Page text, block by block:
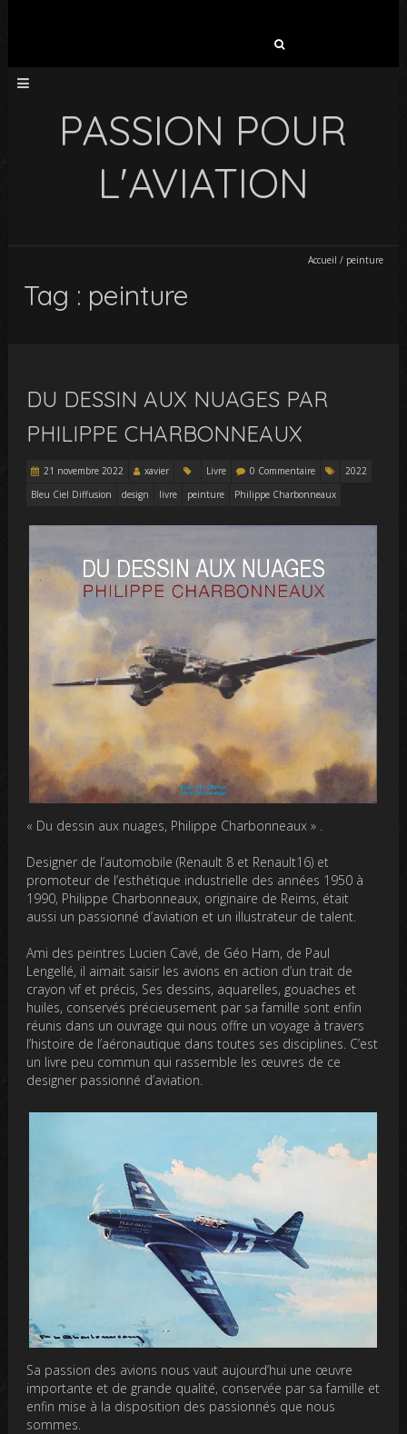
PASSION POUR
L'AVIATION
Accueil / peinture
Tag : peinture
DU DESSIN AUX NUAGES PAR
PHILIPPE CHARBONNEAUX
21 novembre 2022 xavier Livre 0 Commentaire
2022
Bleu Ciel Diffusion
design livre peinture Philippe Charbonneaux
« Du dessin aux nuages, Philippe Charbonneaux » .
Designer de l’automobile (Renault 8 et Renault16) et
promoteur de l’esthétique industrielle des années 1950 à
1990, Philippe Charbonneaux, originaire de Reims, était
aussi un passionné d’aviation et un illustrateur de talent.
Ami des peintres Lucien Cavé, de Géo Ham, de Paul
Lengellé, il aimait saisir les avions en action d’un trait de
crayon vif et précis, Ses dessins, aquarelles, gouaches et
huiles, conservés précieusement par sa famille sont enfin
réunis dans un ouvrage qui nous offre un voyage à travers
l’histoire de l’aéronautique dans toutes ses disciplines. C’est
un livre peu commun qui rassemble les œuvres de ce
designer passionné d’aviation.
Sa passion des avions nous vaut aujourd’hui une œuvre
importante et de grande qualité, conservée par sa famille et
enfin mise à la disposition des passionnés que nous
sommes.